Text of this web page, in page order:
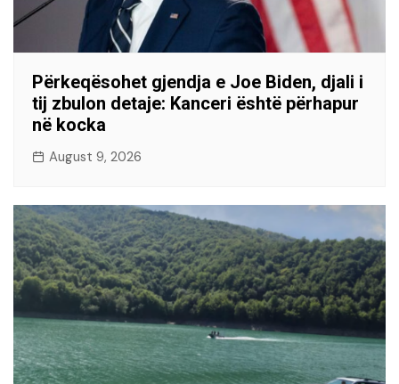
Përkeqësohet gjendja e Joe Biden, djali i
tij zbulon detaje: Kanceri është përhapur
në kocka
August 9, 2026